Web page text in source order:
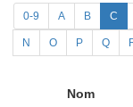
0-9 A B C
N O P Q
Nom